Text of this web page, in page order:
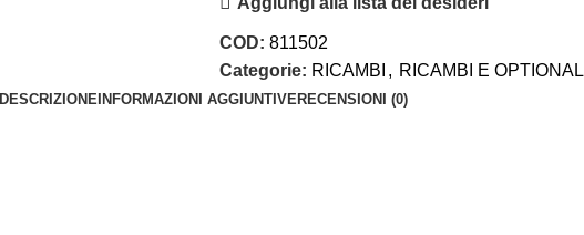
COD: 811502
Categorie: RICAMBI , RICAMBI E OPTIONAL
DESCRIZIONEINFORMAZIONI AGGIUNTIVERECENSIONI (0)